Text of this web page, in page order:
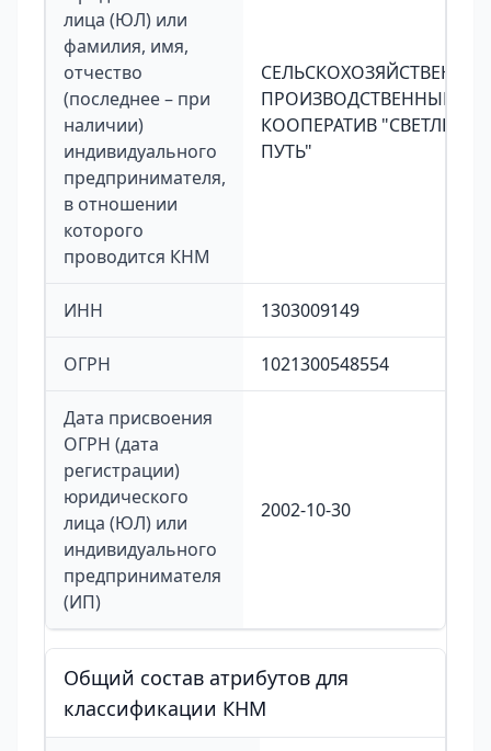
лица (ЮЛ) или
фамилия, имя,
отчество
(последнее – при
наличии)
индивидуального
предпринимателя,
в отношении
которого
проводится КНМ
ПРОИЗВОДСТВЕННЫЙ
КООПЕРАТИВ "СВЕТЛЫЙ
ПУТЬ"
ИНН 1303009149
ОГРН 1021300548554
Дата присвоения
ОГРН (дата
регистрации)
юридического
лица (ЮЛ) или
индивидуального
предпринимателя
(ИП)
2002-10-30
Общий состав атрибутов для
классификации КНМ